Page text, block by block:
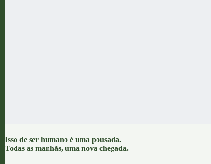
Isso de ser humano é uma pousada.
Todas as manhãs, uma nova chegada.